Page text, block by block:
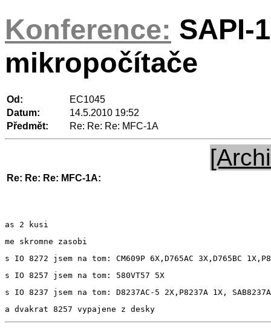
Konference: SAPI-
mikropočítače
Od:
EC1045
Datum:
14.5.2010 19:52
Předmět:
Re: Re: Re: MFC-1A
Re: Re: Re: MFC-1A:
as 2 kusi
me skromne zasobi
s IO 8272 jsem na tom: CM609P 6X,D765AC 3X,D765BC
s IO 8257 jsem na tom: 580VT57 5X
s IO 8237 jsem na tom: D8237AC-5 2X,P8237A 1X,
a dvakrat 8257 vypajene z desky